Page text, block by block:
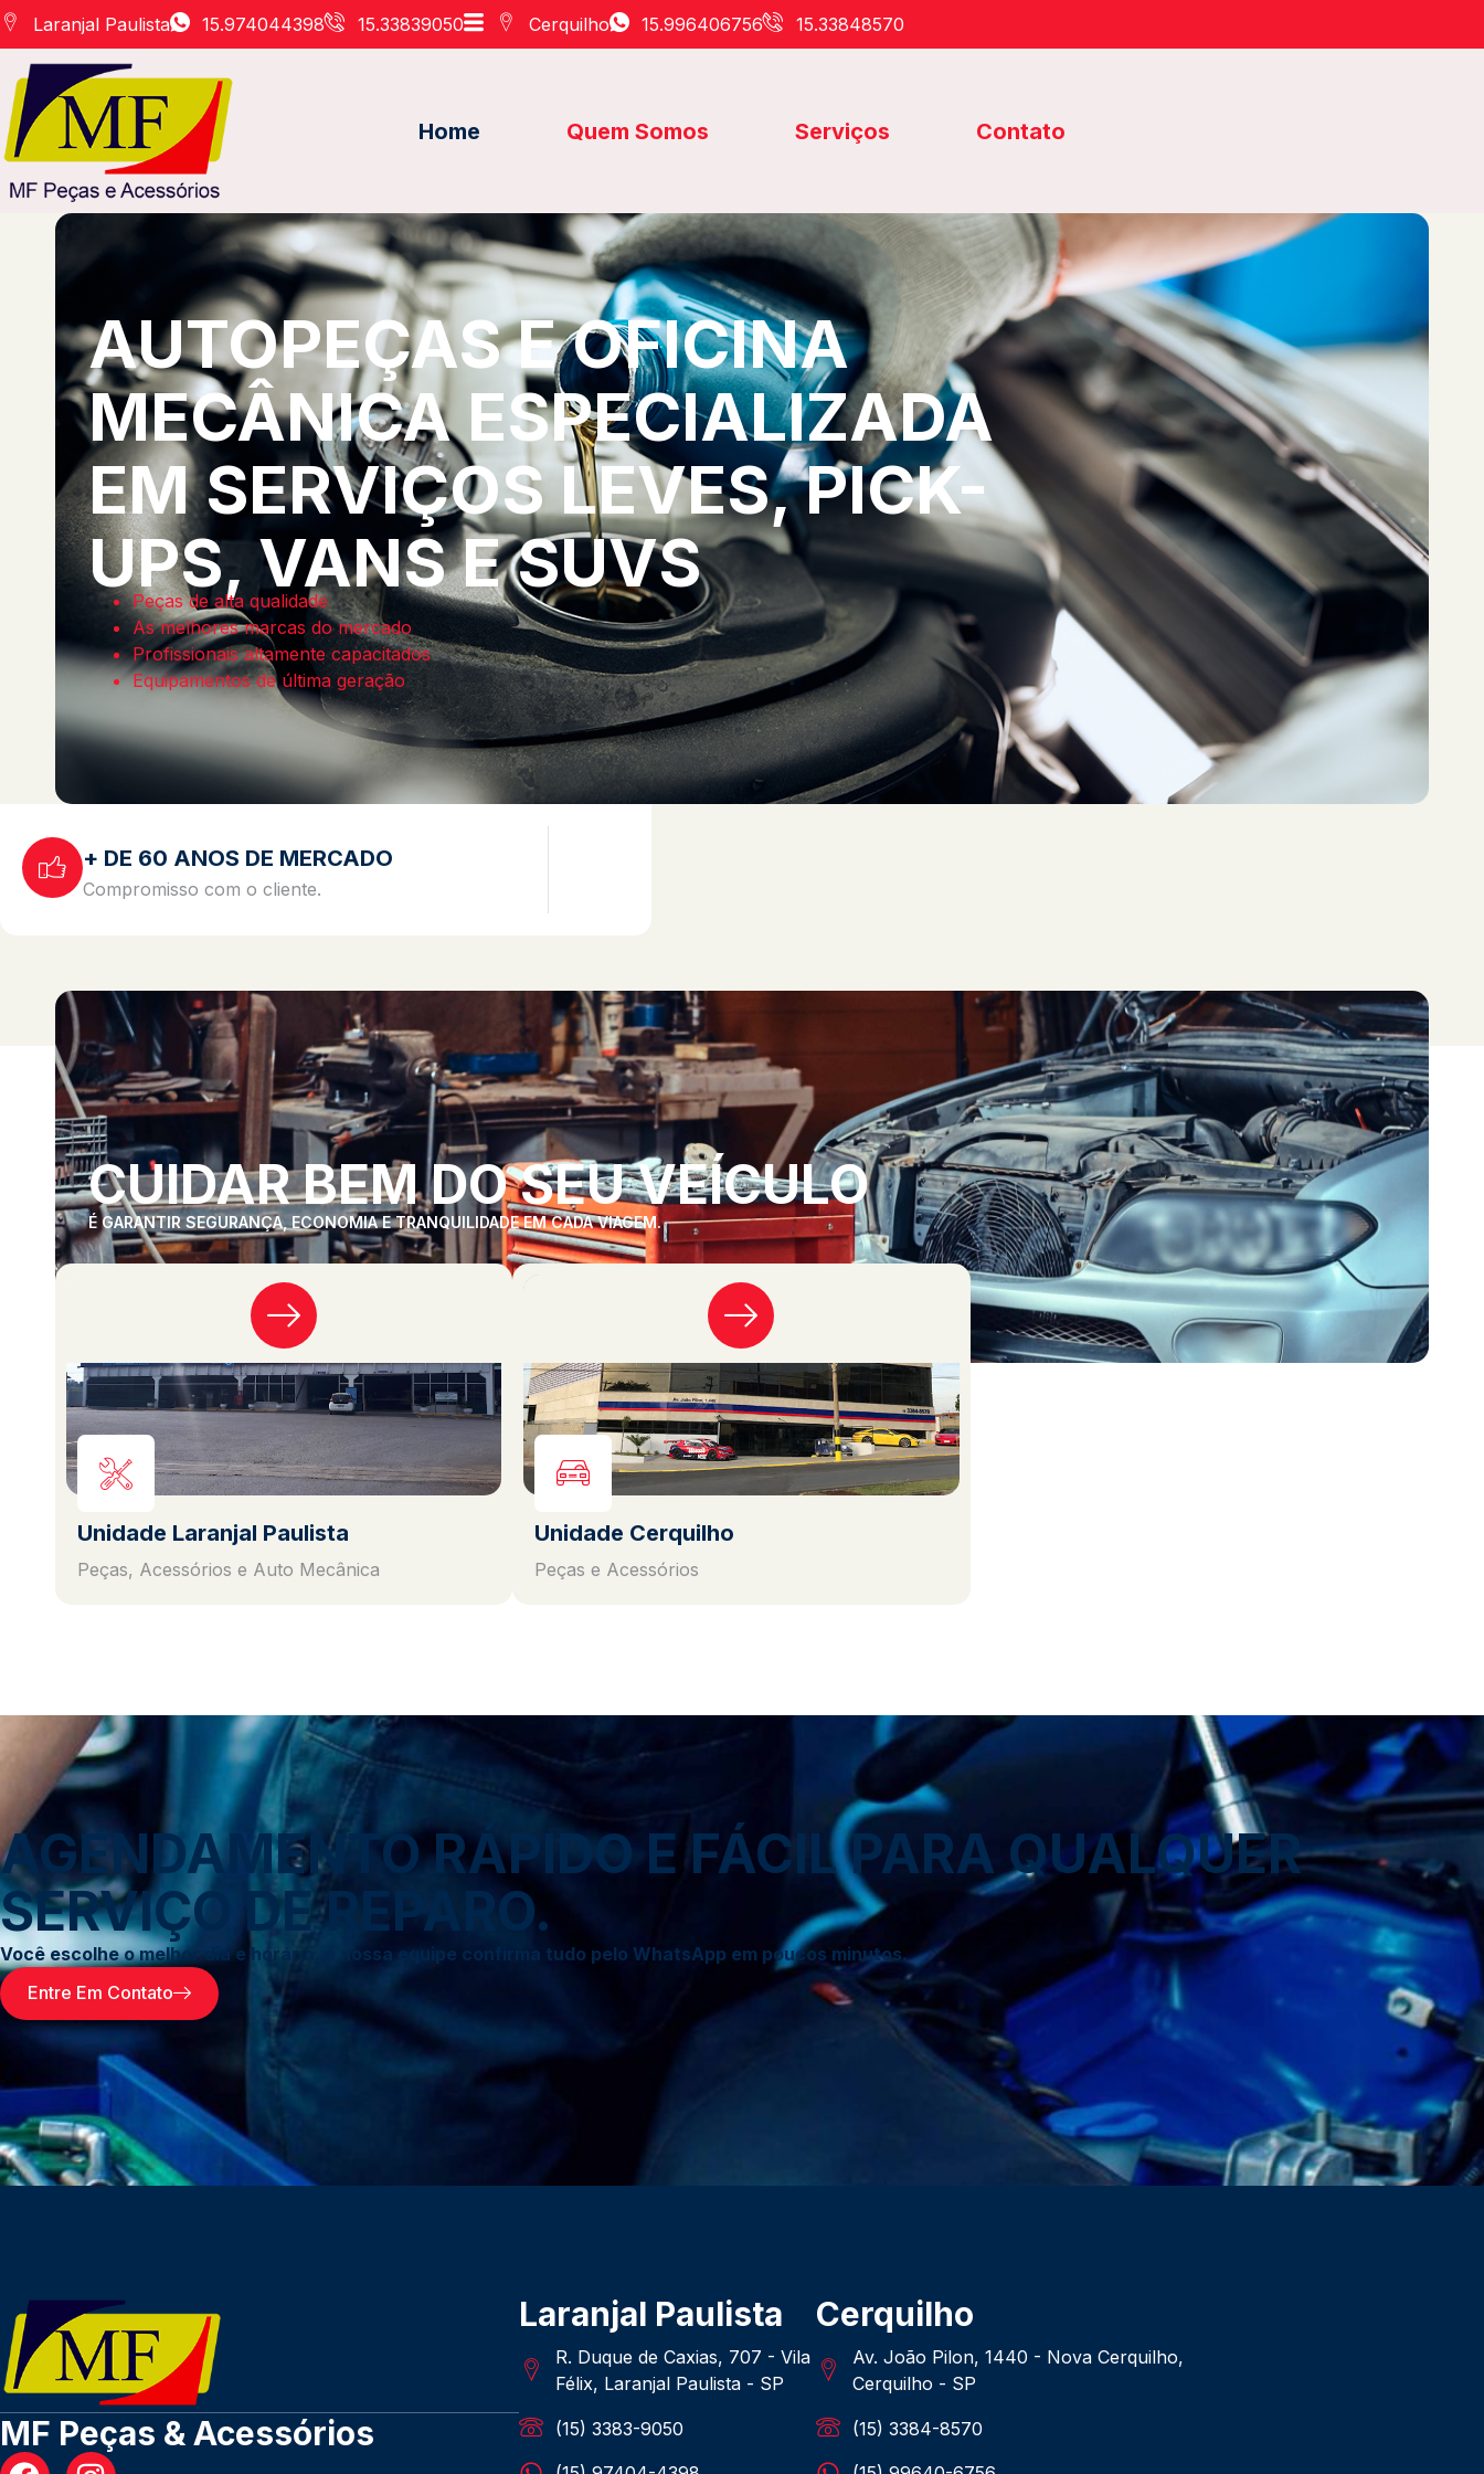
Laranjal Paulista 15.974044398 15.33839050 Cerquilho 15.996406756 15.33848570
Home Quem Somos Serviços Contato
AUTOPEÇAS E OFICINA
MECÂNICA ESPECIALIZADA
EM SERVIÇOS LEVES, PICK-
UPS, VANS E SUVS
Peças de alta qualidade
As melhores marcas do mercado
Profissionais altamente capacitados
Equipamentos de última geração
+ DE 60 ANOS DE MERCADO
Compromisso com o cliente.
CUIDAR BEM DO SEU VEÍCULO
É GARANTIR SEGURANÇA, ECONOMIA E TRANQUILIDADE EM CADA VIAGEM.
Unidade Laranjal Paulista
Peças, Acessórios e Auto Mecânica
Unidade Cerquilho
Peças e Acessórios
AGENDAMENTO RÁPIDO E FÁCIL PARA QUALQUER
SERVIÇO DE REPARO.
Você escolhe o melhor dia e horário, e nossa equipe confirma tudo pelo WhatsApp em poucos minutos.
Entre Em Contato
MF Peças & Acessórios
Laranjal Paulista
R. Duque de Caxias, 707 - Vila
Félix, Laranjal Paulista - SP
(15) 3383-9050
Cerquilho
Av. João Pilon, 1440 - Nova Cerquilho,
Cerquilho - SP
(15) 3384-8570